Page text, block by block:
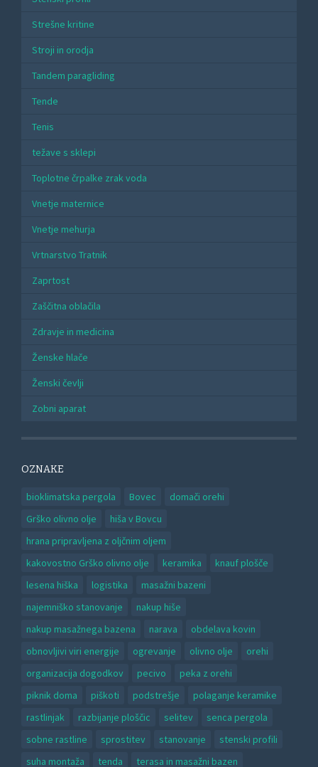
Strešne kritine
Stroji in orodja
Tandem paragliding
Tende
Tenis
težave s sklepi
Toplotne črpalke zrak voda
Vnetje maternice
Vnetje mehurja
Vrtnarstvo Tratnik
Zaprtost
Zaščitna oblačila
Zdravje in medicina
Ženske hlače
Ženski čevlji
Zobni aparat
OZNAKE
bioklimatska pergola Bovec
domači orehi
Grško olivno olje
hiša v Bovcu
hrana pripravljena z oljčnim oljem
kakovostno Grško olivno olje
keramika
knauf plošče
lesena hiška
logistika
masažni bazeni
najemniško stanovanje
nakup hiše
nakup masažnega bazena
narava
obdelava kovin
obnovljivi viri energije
ogrevanje olivno olje
orehi
organizacija dogodkov
pecivo
peka z orehi
piknik doma
piškoti podstrešje
polaganje keramike
rastlinjak
razbijanje ploščic selitev
senca pergola
sobne rastline
sprostitev stanovanje
stenski profili
suha montaža
tenda terasa in masažni bazen